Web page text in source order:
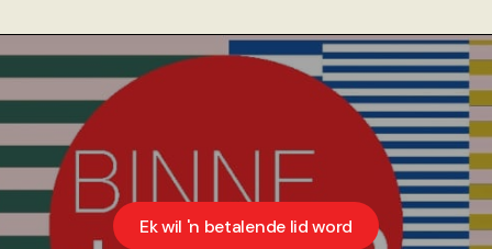
Ek wil 'n betalende lid word